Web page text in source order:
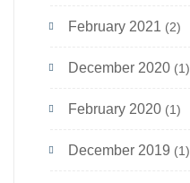
February 2021 (2)
December 2020 (1)
February 2020 (1)
December 2019 (1)